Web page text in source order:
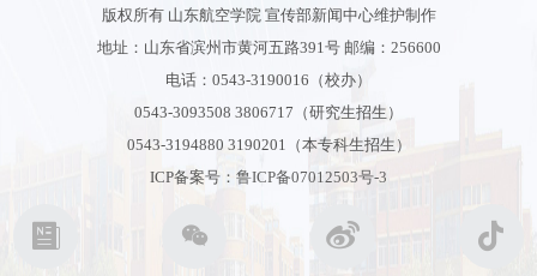
版权所有 山东航空学院 宣传部新闻中心维护制作
地址：山东省滨州市黄河五路391号 邮编：256600
电话：0543-3190016（校办）
0543-3093508 3806717（研究生招生）
0543-3194880 3190201（本专科生招生）
ICP备案号： 鲁ICP备07012503号-3